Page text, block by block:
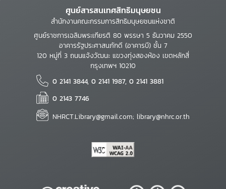
ศูนย์สารสนเทศสิทธิมนุษยชน
สำนักงานคณะกรรมการสิทธิมนุษยชนแห่งชาติ
ศูนย์ราชการเฉลิมพระเกียรติ 80 พรรษา 5 ธันวาคม 2550
อาคารรัฐประศาสนภักดี (อาคารบี) ชั้น 7
120 หมู่ที่ 3 ถนนแจ้งวัฒนะ แขวงทุ่งสองห้อง เขตหลักสี่
กรุงเทพฯ 10210
0 2141 3844, 0 2141 1987, 0 2141 3881
0 2143 7746
NHRCT.Library@gmail.com; library@nhrc.or.th